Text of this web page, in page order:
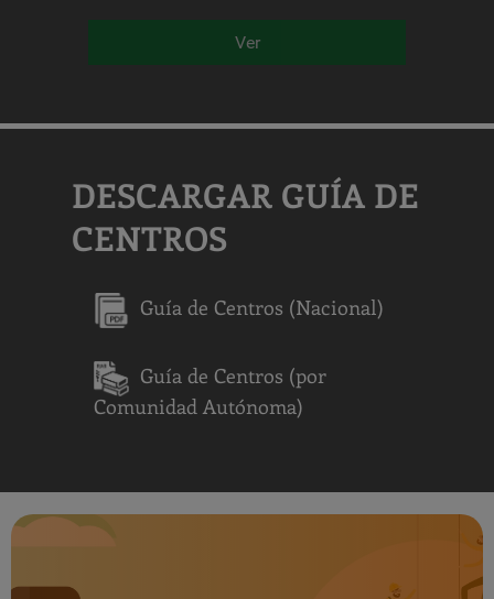
Ver
DESCARGAR GUÍA DE
CENTROS
Guía de Centros (Nacional)
Guía de Centros (por
Comunidad Autónoma)